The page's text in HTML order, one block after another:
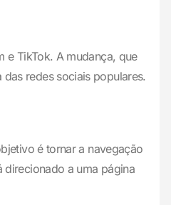
e TikTok. A mudança, que
redes sociais populares.
é tornar a navegação
a uma página